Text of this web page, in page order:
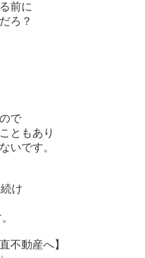
前に
ろ？
で
ともあり
いです。
け
動産へ】